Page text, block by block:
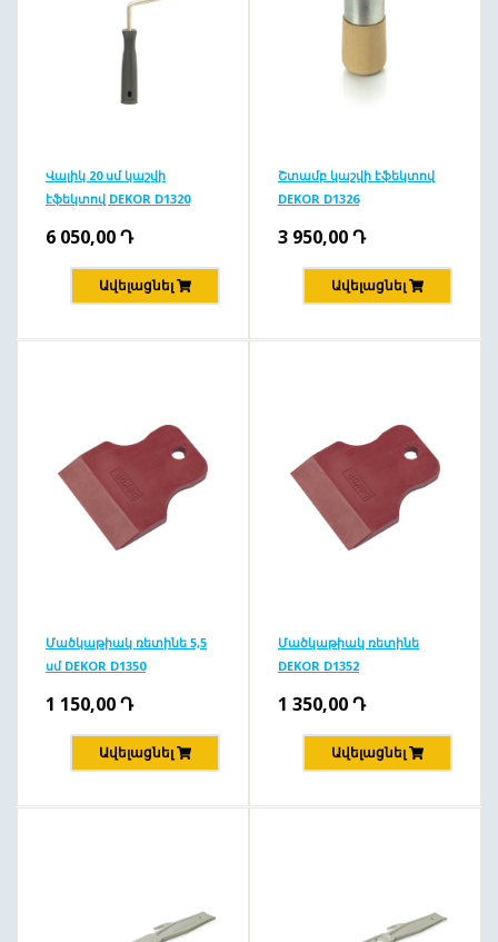
Վալիկ 20 սմ կաշվի
էֆեկտով DEKOR D1320
6 050,00Դ
Ավելացնել
Շտամբ կաշվի էֆեկտով
DEKOR D1326
3 950,00Դ
Ավելացնել
Մածկաթիակ ռետինե 5,5
սմ DEKOR D1350
1 150,00Դ
Ավելացնել
Մածկաթիակ ռետինե
DEKOR D1352
1 350,00Դ
Ավելացնել